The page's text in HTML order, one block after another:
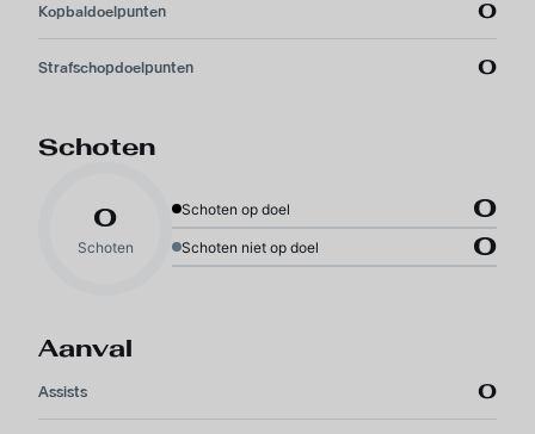
Kopbaldoelpunten 0
Strafschopdoelpunten 0
Schoten
0
Schoten
Schoten op doel 0
Schoten niet op doel 0
Aanval
Assists 0